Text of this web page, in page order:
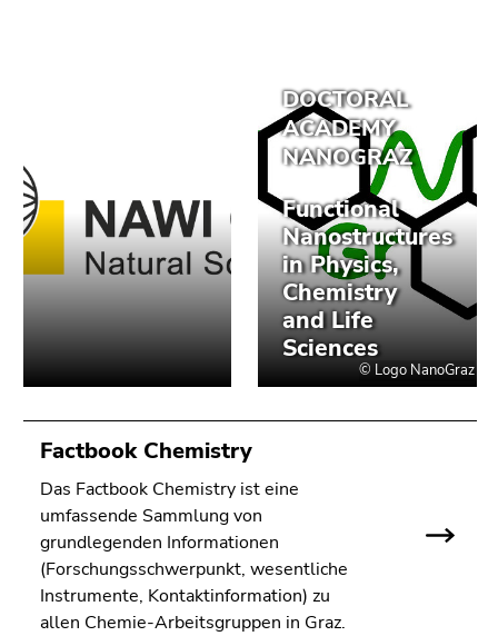
Factbook Chemistry
Das Factbook Chemistry ist eine
umfassende Sammlung von
grundlegenden Informationen
(Forschungsschwerpunkt, wesentliche
Instrumente, Kontaktinformation) zu
allen Chemie-Arbeitsgruppen in Graz.